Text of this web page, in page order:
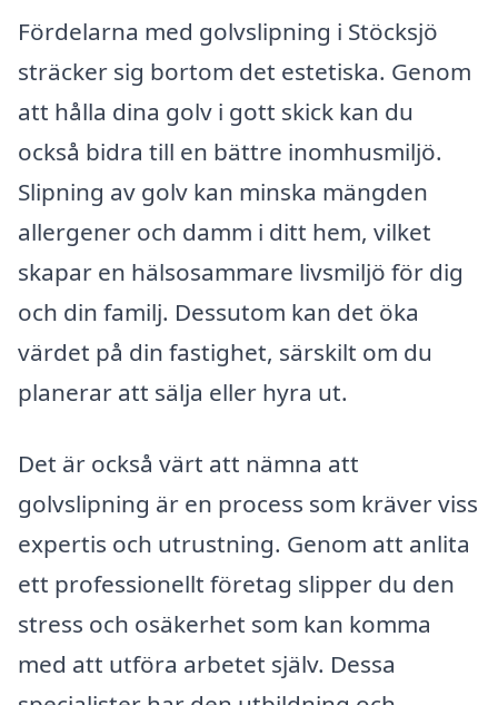
Fördelarna med golvslipning i Stöcksjö
sträcker sig bortom det estetiska. Genom
att hålla dina golv i gott skick kan du
också bidra till en bättre inomhusmiljö.
Slipning av golv kan minska mängden
allergener och damm i ditt hem, vilket
skapar en hälsosammare livsmiljö för dig
och din familj. Dessutom kan det öka
värdet på din fastighet, särskilt om du
planerar att sälja eller hyra ut.
Det är också värt att nämna att
golvslipning är en process som kräver viss
expertis och utrustning. Genom att anlita
ett professionellt företag slipper du den
stress och osäkerhet som kan komma
med att utföra arbetet själv. Dessa